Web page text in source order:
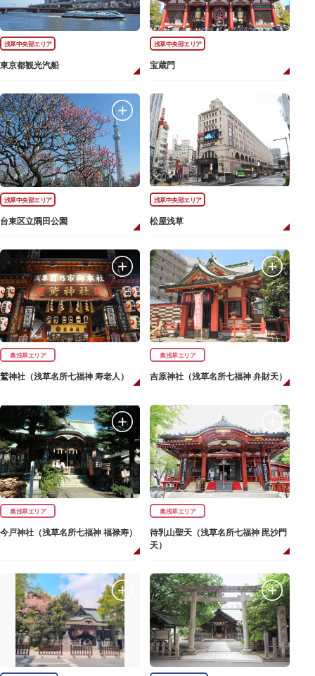
浅草中央部エリア
東京都観光汽船
浅草中央部エリア
宝蔵門
浅草中央部エリア
台東区立隅田公園
浅草中央部エリア
松屋浅草
奥浅草エリア
鷲神社（浅草名所七福神 寿老人）
奥浅草エリア
吉原神社（浅草名所七福神 弁財天）
奥浅草エリア
今戸神社（浅草名所七福神 福禄寿）
奥浅草エリア
待乳山聖天（浅草名所七福神 毘沙門
天）